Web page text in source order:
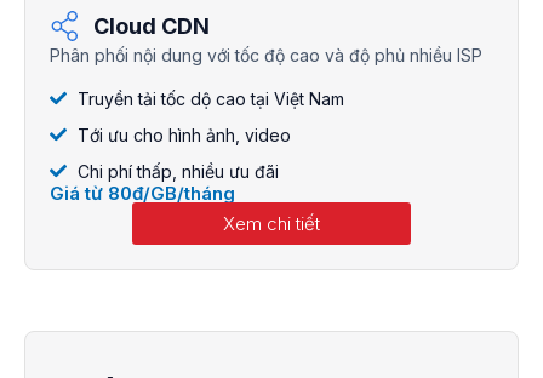
Cloud CDN
Phân phối nội dung với tốc độ cao và độ phủ nhiều ISP
Truyền tải tốc dộ cao tại Việt Nam
Tới ưu cho hình ảnh, video
Chi phí thấp, nhiều ưu đãi
Giá từ 80đ/GB/tháng
Xem chi tiết